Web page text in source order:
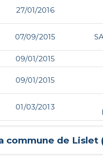
27/01/2016
07/09/2015
09/01/2015
09/01/2015
01/03/2013
commune de Lislet